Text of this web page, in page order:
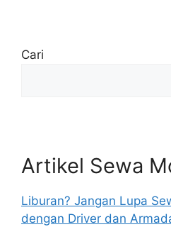
Cari
Artikel Sewa
Liburan? Jangan Lupa
dengan Driver dan